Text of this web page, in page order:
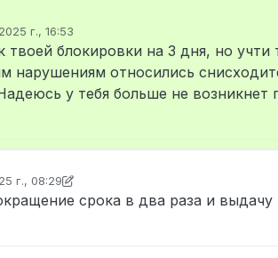
г., 16:53
твоей блокировки на 3 дня, но
нарушениям относились
у тебя больше не возникнет
г., 08:29
NoSiFiX
срока в два раза и выдачу